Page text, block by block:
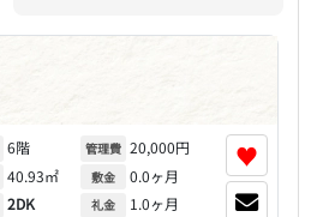
6階
40.93㎡
2DK
管理費 20,000円
敷金 0.0ヶ月
礼金 1.0ヶ月
♥